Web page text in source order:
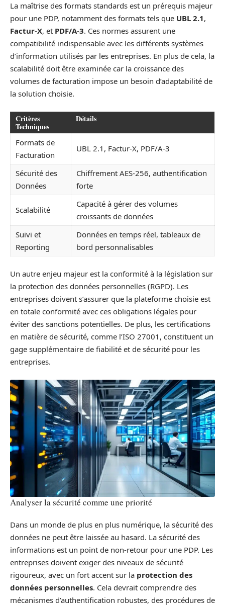
La maîtrise des formats standards est un prérequis majeur
pour une PDP, notamment des formats tels que UBL 2.1,
Factur-X, et PDF/A-3. Ces normes assurent une
compatibilité indispensable avec les différents systèmes
d’information utilisés par les entreprises. En plus de cela, la
scalabilité doit être examinée car la croissance des
volumes de facturation impose un besoin d’adaptabilité de
la solution choisie.
Critères
Techniques
Détails
Formats de
Facturation
UBL 2.1, Factur-X, PDF/A-3
Sécurité des
Données
Chiffrement AES-256, authentification
forte
Scalabilité
Capacité à gérer des volumes
croissants de données
Suivi et
Reporting
Données en temps réel, tableaux de
bord personnalisables
Un autre enjeu majeur est la conformité à la législation sur
la protection des données personnelles (RGPD). Les
entreprises doivent s’assurer que la plateforme choisie est
en totale conformité avec ces obligations légales pour
éviter des sanctions potentielles. De plus, les certifications
en matière de sécurité, comme l’ISO 27001, constituent un
gage supplémentaire de fiabilité et de sécurité pour les
entreprises.
Analyser la sécurité comme une priorité
Dans un monde de plus en plus numérique, la sécurité des
données ne peut être laissée au hasard. La sécurité des
informations est un point de non-retour pour une PDP. Les
entreprises doivent exiger des niveaux de sécurité
rigoureux, avec un fort accent sur la protection des
données personnelles. Cela devrait comprendre des
mécanismes d’authentification robustes, des procédures de